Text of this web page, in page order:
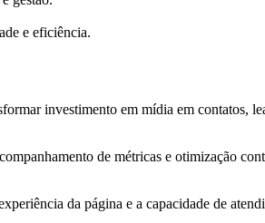
e eficiência.
investimento em mídia em contatos,
de métricas e otimização
da página e a capacidade de